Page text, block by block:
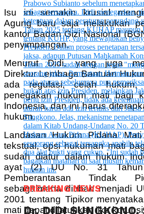
Isu ini semakin krusial
Agung baru saja melakukan
kantor Badan Gizi Nasional
penyimpangan.
Menurut Didi, yang juga
Direktur Lembaga Bantuan
ada regulasi, celah hukum,
penegakan hukum mati bagi
Indonesia, dan ini harus
hukum.
Landasan Hukum Pidana
tekstual, opsi hukuman mati
sudah diatur dalam hukum
ayat (2) UU No. 31 Tahun
Pemberantasan Tindak
sebagaimana diubah menjadi
2001 tentang Tipikor
mati dapat dijatuhkan jika
BREAKING NEWS
Dr. DIDI